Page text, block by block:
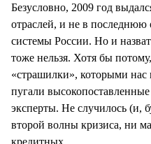
Безусловно, 2009 год
отраслей, и не в последнюю
системы России. Но и
тоже нельзя. Хотя бы
«страшилки», которыми нас
пугали
эксперты. Не случилось (и,
второй волны кризиса, ни
кредитных